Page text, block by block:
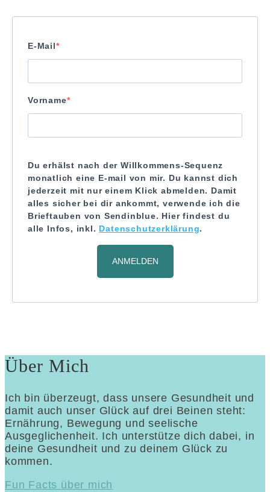
E-Mail
Vorname
Du erhälst nach der Willkommens-Sequenz
monatlich eine E-mail von mir. Du kannst dich
jederzeit mit nur einem Klick abmelden. Damit
alles sicher bei dir ankommt, verwende ich die
Brieftauben von Sendinblue. Hier findest du
alle Infos, inkl. Datenschutzerklärung.
ANMELDEN
Über Mich
Ich bin überzeugt, dass unsere Gesundheit und
damit auch unser Glück auf drei Beinen steht:
Ernährung, Bewegung und seelische
Ausgeglichenheit. Ich unterstütze dich dabei, in
deine Gesundheit und zu deinem Glück zu
kommen.
Fun Facts über mich